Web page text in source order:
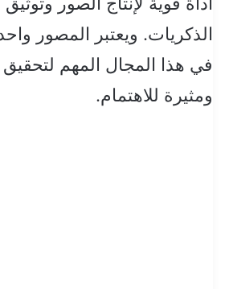
الذكريات. ويعتبر المصور
في هذا المجال المهم
ومثيرة للاهتمام.